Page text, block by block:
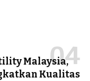
Malaysia,
Kualitas